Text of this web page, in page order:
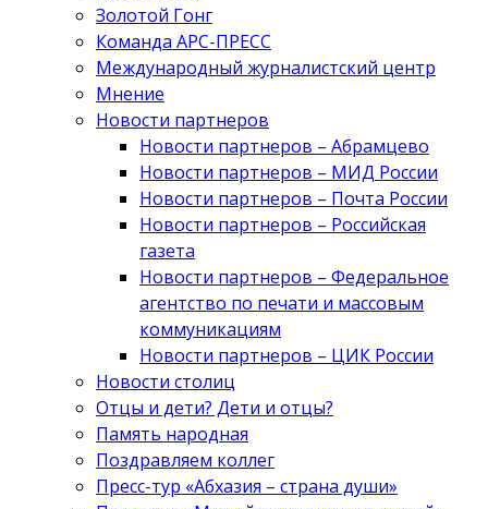
Золотой Гонг
Команда АРС-ПРЕСС
Международный журналистский центр
Мнение
Новости партнеров
Новости партнеров – Абрамцево
Новости партнеров – МИД России
Новости партнеров – Почта России
Новости партнеров – Российская
газета
Новости партнеров – Федеральное
агентство по печати и массовым
коммуникациям
Новости партнеров – ЦИК России
Новости столиц
Отцы и дети? Дети и отцы?
Память народная
Поздравляем коллег
Пресс-тур «Абхазия – страна души»